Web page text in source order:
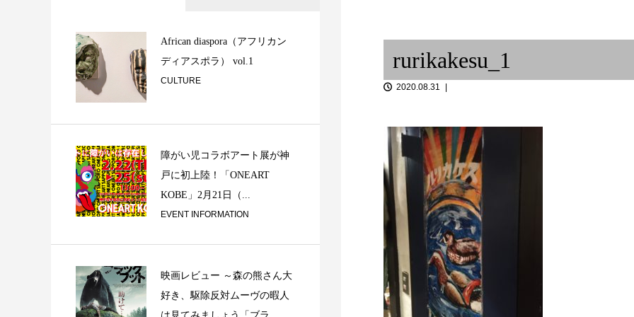
二胡との出会い
From Occide...
Reunión
インプット・アウトプット① Beginning of a new life / ...
rurikakesu_1
2020.08.31
African diaspora（アフリカン
ディアスポラ） vol.1
CULTURE
障がい児コラボアート展が神
戸に初上陸！「ONEART
KOBE」2月21日（...
EVENT INFORMATION
映画レビュー ～森の熊さん大
好き、駆除反対ムーヴの暇人